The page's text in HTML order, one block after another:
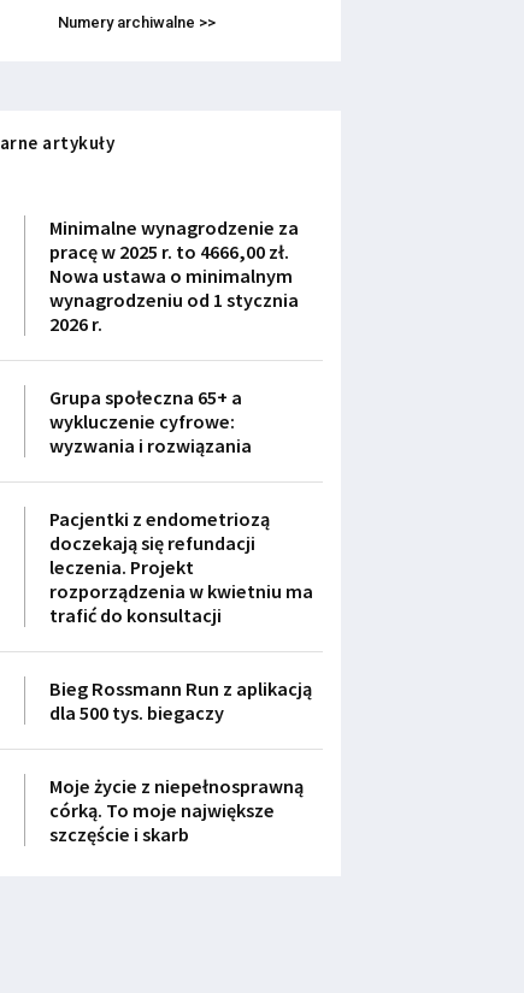
Numery archiwalne >>
artykuły
Minimalne wynagrodzenie za
pracę w 2025 r. to 4666,00 zł.
Nowa ustawa o minimalnym
wynagrodzeniu od 1 stycznia
2026 r.
Grupa społeczna 65+ a
wykluczenie cyfrowe:
wyzwania i rozwiązania
Pacjentki z endometriozą
doczekają się refundacji
leczenia. Projekt
rozporządzenia w kwietniu ma
trafić do konsultacji
Bieg Rossmann Run z aplikacją
dla 500 tys. biegaczy
Moje życie z niepełnosprawną
córką. To moje największe
szczęście i skarb